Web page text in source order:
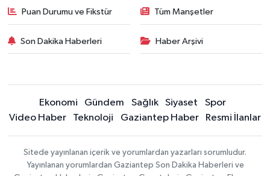
Puan Durumu ve Fikstür Tüm Manşetler
Son Dakika Haberleri Haber Arşivi
Ekonomi Gündem Sağlık Siyaset
Spor
Video Haber
Teknoloji Gaziantep Haber Resmi İlanlar
Sitede yayınlanan içerik ve yorumlardan yazarları sorumludur.
Yayınlanan yorumlardan Gaziantep Son Dakika Haberleri ve